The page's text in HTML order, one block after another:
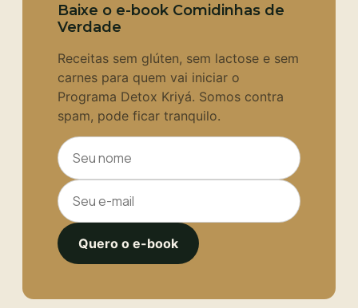
Baixe o e-book Comidinhas de
Verdade
Receitas sem glúten, sem lactose e sem
carnes para quem vai iniciar o
Programa Detox Kriyá. Somos contra
spam, pode ficar tranquilo.
Quero o e-book